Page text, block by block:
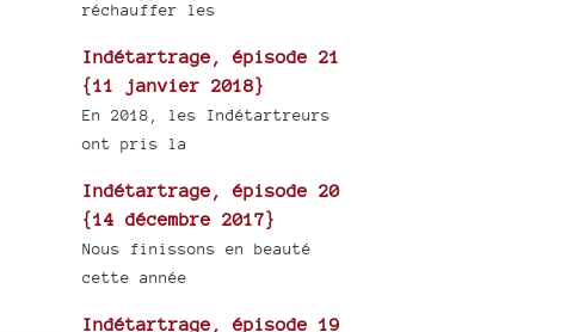
réchauffer les
Indétartrage, épisode 21
{11 janvier 2018}
En 2018, les Indétartreurs
ont pris la
Indétartrage, épisode 20
{14 décembre 2017}
Nous finissons en beauté
cette année
Indétartrage, épisode 19